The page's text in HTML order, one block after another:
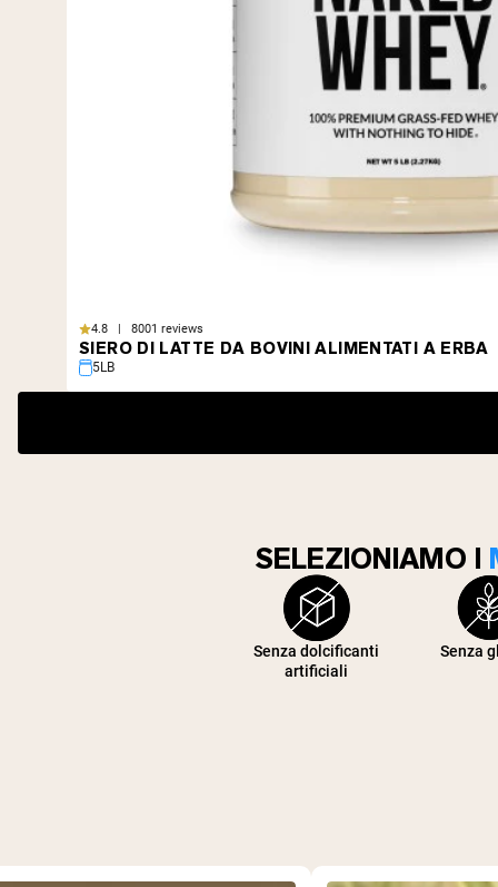
4.8 | 8001 reviews
SIERO DI LATTE DA BOVINI ALIMENTATI A ERBA
5LB
SELEZIONIAMO I
Senza dolcificanti
artificiali
Senza